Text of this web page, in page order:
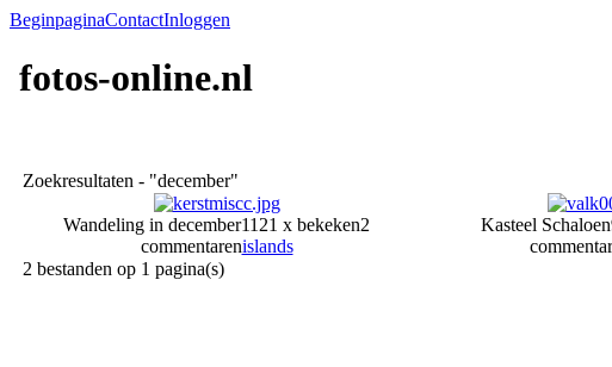
BeginpaginaContactInloggen
fotos-online.nl
Zoekresultaten - "december"
Wandeling in december1121 x bekeken2
commentarenislands
Kasteel Schaloen
2 bestanden op 1 pagina(s)